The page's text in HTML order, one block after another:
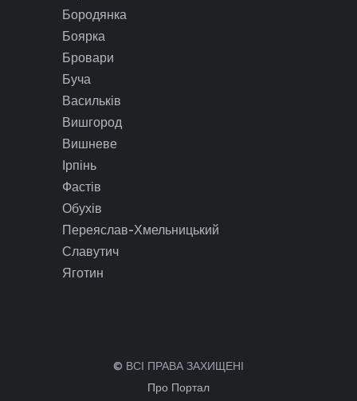
Бородянка
Боярка
Бровари
Буча
Васильків
Вишгород
Вишневе
Ірпінь
Фастів
Обухів
Переяслав-Хмельницький
Славутич
Яготин
© ВСІ ПРАВА ЗАХИЩЕНІ
Про Портал